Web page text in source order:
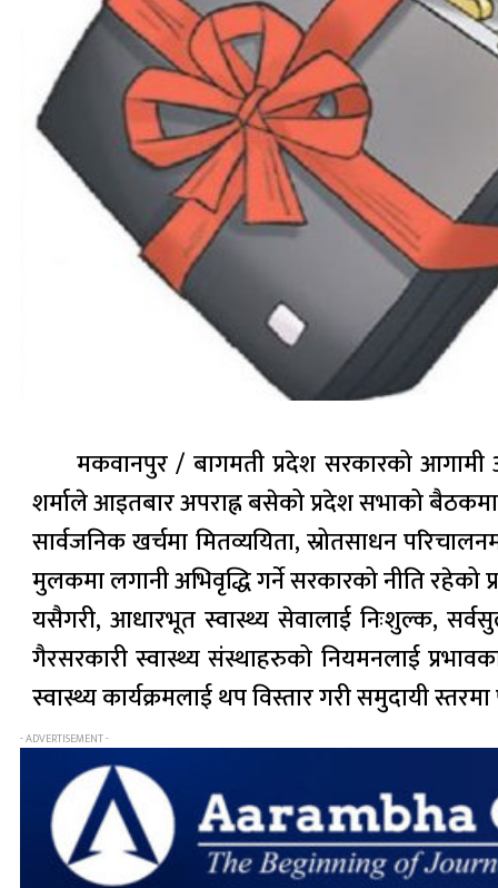
मकवानपुर / बागमती प्रदेश सरकारको आगामी
शर्माले आइतबार अपराह्न बसेको प्रदेश सभाको
सार्वजनिक खर्चमा मितव्ययिता, स्रोतसाधन
मुलकमा लगानी अभिवृद्धि गर्ने सरकारको नीति रहेको
यसैगरी, आधारभूत स्वास्थ्य सेवालाई निःशुल्क,
गैरसरकारी स्वास्थ्य संस्थाहरुको नियमनलाई
स्वास्थ्य कार्यक्रमलाई थप विस्तार गरी समुदायी
- ADVERTISEMENT -